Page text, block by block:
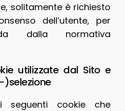
solitamente è richiesto
dell’utente, per
dalla normativa
utilizzate dal Sito e
cookie che